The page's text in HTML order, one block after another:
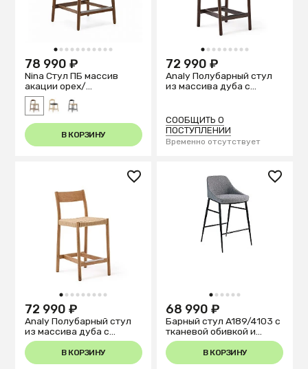
1 2 3 4 5 6 7 8 9 1011
78 990 ₽
Nina Стул ПБ массив
акации орех/
беж.веревка
В КОРЗИНУ
1 2 3 4 5 6 7 8 9
72 990 ₽
Analy Полубарный стул
из массива дуба с
см
СООБЩИТЬ О
ПОСТУПЛЕНИИ
Временно отсутствует
1 2 3 4 5 6 7 8 9
72 990 ₽
Analy Полубарный стул
из массива дуба с
натуральной отделкой и
сиденьем из веревки 65
см
В КОРЗИНУ
1 2 3 4 5 6
68 990 ₽
Барный стул A189/4103 с
тканевой обивкой и
стальной конструкцией
В КОРЗИНУ